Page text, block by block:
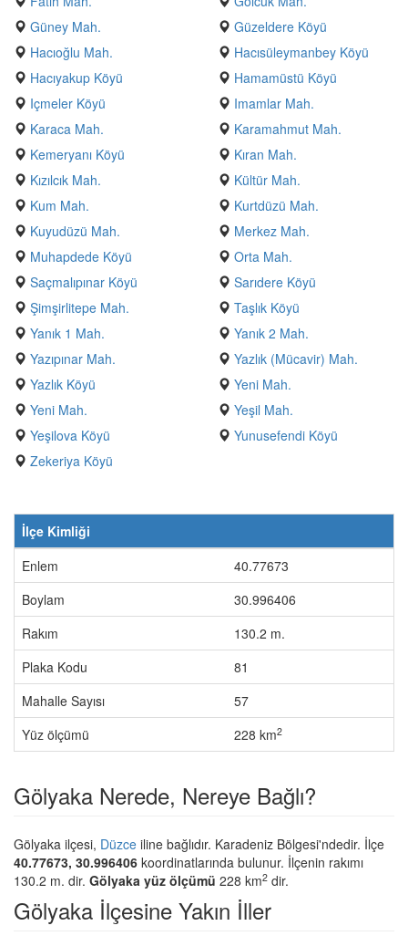
Güney Mah.
Güzeldere Köyü
Hacıoğlu Mah.
Hacısüleymanbey Köyü
Hacıyakup Köyü
Hamamüstü Köyü
Içmeler Köyü
Imamlar Mah.
Karaca Mah.
Karamahmut Mah.
Kemeryanı Köyü
Kıran Mah.
Kızılcık Mah.
Kültür Mah.
Kum Mah.
Kurtdüzü Mah.
Kuyudüzü Mah.
Merkez Mah.
Muhapdede Köyü
Orta Mah.
Saçmalıpınar Köyü
Sarıdere Köyü
Şimşirlitepe Mah.
Taşlık Köyü
Yanık 1 Mah.
Yanık 2 Mah.
Yazıpınar Mah.
Yazlık (Mücavir) Mah.
Yazlık Köyü
Yeni Mah.
Yeni Mah.
Yeşil Mah.
Yeşilova Köyü
Yunusefendi Köyü
Zekeriya Köyü
İlçe Kimliği
Enlem
40.77673
Boylam
30.996406
Rakım
130.2 m.
Plaka Kodu
81
Mahalle Sayısı
57
Yüz ölçümü
228 km2
Gölyaka Nerede, Nereye Bağlı?
Gölyaka ilçesi, Düzce iline bağlıdır. Karadeniz Bölgesi'ndedir. İlçe
40.77673, 30.996406 koordinatlarında bulunur. İlçenin rakımı
130.2 m. dir. Gölyaka yüz ölçümü 228 km2 dir.
Gölyaka İlçesine Yakın İller